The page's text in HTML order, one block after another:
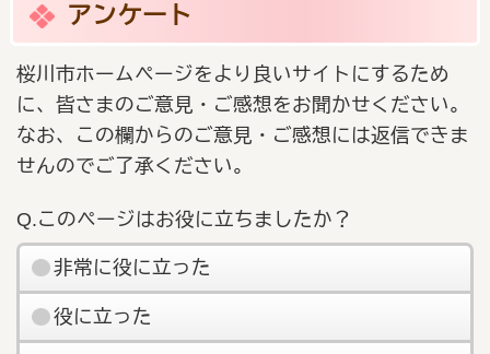
アンケート
桜川市ホームページをより良いサイトにするため
に、皆さまのご意見・ご感想をお聞かせください。
なお、この欄からのご意見・ご感想には返信できま
せんのでご了承ください。
Q.このページはお役に立ちましたか？
非常に役に立った
役に立った